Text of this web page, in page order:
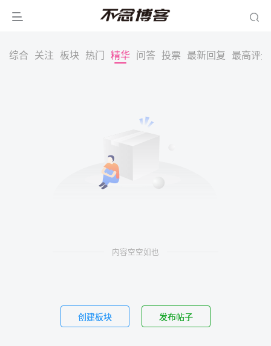
综合 关注 板块 热门 精华 问答 投票 最新回复 最高评分
内容空空如也
创建板块 发布帖子